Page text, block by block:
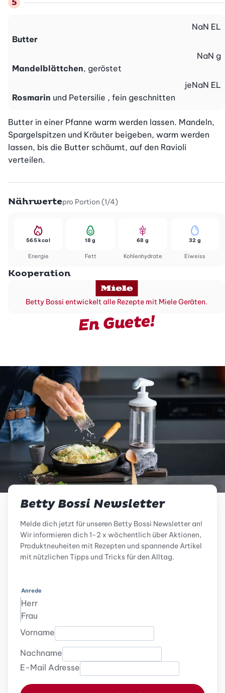
Butter
NaN EL
Mandelblättchen, geröstet
NaN g
Rosmarin und Petersilie , fein geschnitten
jeNaN EL
Butter in einer Pfanne warm werden lassen. Mandeln,
Spargelspitzen und Kräuter beigeben, warm werden
lassen, bis die Butter schäumt, auf den Ravioli
verteilen.
Nährwertepro Portion (1/4)
Energie
565 kcal
Fett
18 g
Kohlenhydrate
68 g
Eiweiss
32 g
Kooperation
Betty Bossi entwickelt alle Rezepte mit Miele Geräten.
En Guete!
Betty Bossi Newsletter
Melde dich jetzt für unseren Betty Bossi Newsletter an!
Wir informieren dich 1-2 x wöchentlich über Aktionen,
Produktneuheiten mit Rezepten und spannende Artikel
mit nützlichen Tipps und Tricks für den Alltag.
Anrede
Herr
Frau
Vorname
Nachname
E-Mail Adresse